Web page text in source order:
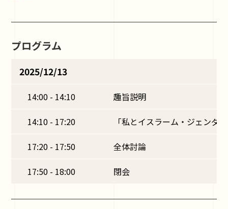
プログラム
2025/12/13
14:00 - 14:10 趣旨説明
14:10 - 17:20 「私とイスラーム・ジェンダ
17:20 - 17:50 全体討論
17:50 - 18:00 閉会